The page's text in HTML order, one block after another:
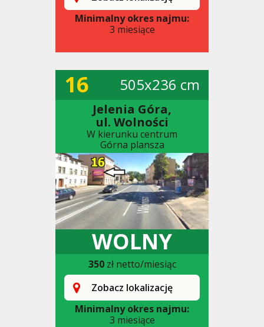
Minimalny okres najmu:
3 miesiące
16 505x236 cm
Jelenia Góra,
ul. Wolności
W kierunku centrum
Górna plansza
WOLNY
350zł netto/miesiąc
Zobacz lokalizację
Minimalny okres najmu:
3 miesiące